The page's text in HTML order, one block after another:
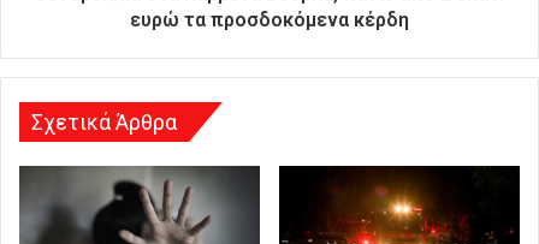
η
ευρώ τα προσδοκόμενα κέρδη
Σχετικά Άρθρα